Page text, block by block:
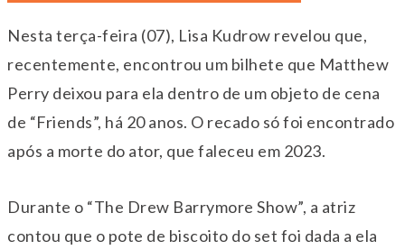
Nesta terça-feira (07), Lisa Kudrow revelou que,
recentemente, encontrou um bilhete que Matthew
Perry deixou para ela dentro de um objeto de cena
de “Friends”, há 20 anos. O recado só foi encontrado
após a morte do ator, que faleceu em 2023.
Durante o “The Drew Barrymore Show”, a atriz
contou que o pote de biscoito do set foi dada a ela